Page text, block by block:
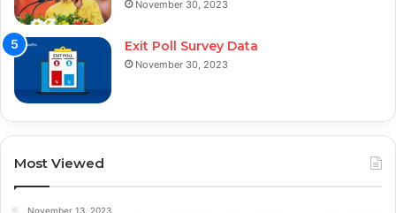
November 30, 2023
Exit Poll Survey Data
November 30, 2023
Most Viewed
November 13, 2023